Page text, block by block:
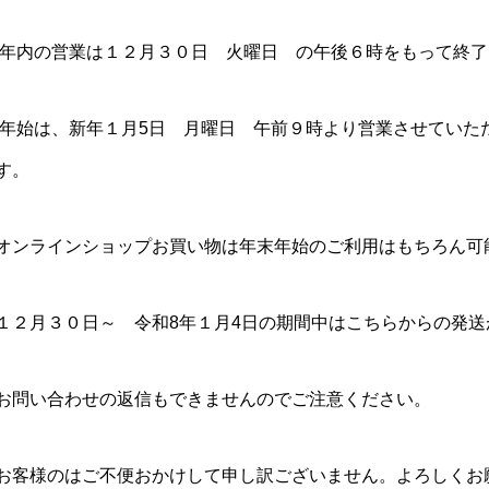
内の営業は１２月３０日 火曜日 の午後６時をもって終了
始は、新年１月5日 月曜日 午前９時より営業させていた
。
ンラインショップお買い物は年末年始のご利用はもちろん可
２月３０日～ 令和8年１月4日の期間中はこちらからの発
問い合わせの返信もできませんのでご注意ください。
客様のはご不便おかけして申し訳ございません。よろしく